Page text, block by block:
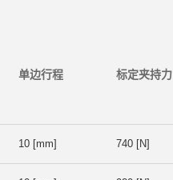
单边行程 标定夹持力
10 [mm] 740 [N]